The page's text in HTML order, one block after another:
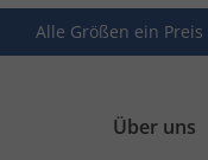
Alle Größen ein Preis
Über uns